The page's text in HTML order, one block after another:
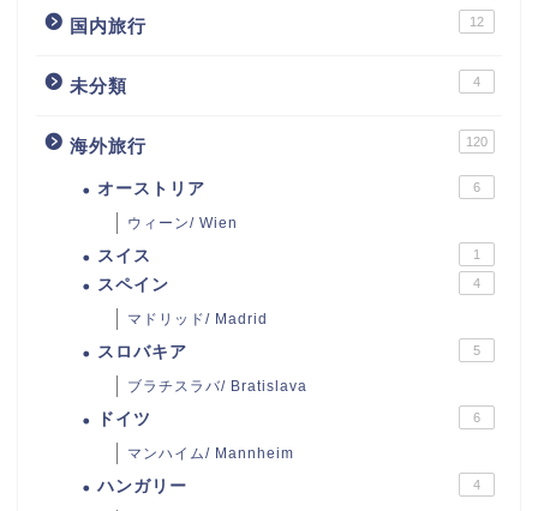
国内旅行 12
未分類 4
海外旅行 120
オーストリア 6
ウィーン/ Wien
スイス 1
スペイン 4
マドリッド/ Madrid
スロバキア 5
ブラチスラバ/ Bratislava
ドイツ 6
マンハイム/ Mannheim
ハンガリー 4